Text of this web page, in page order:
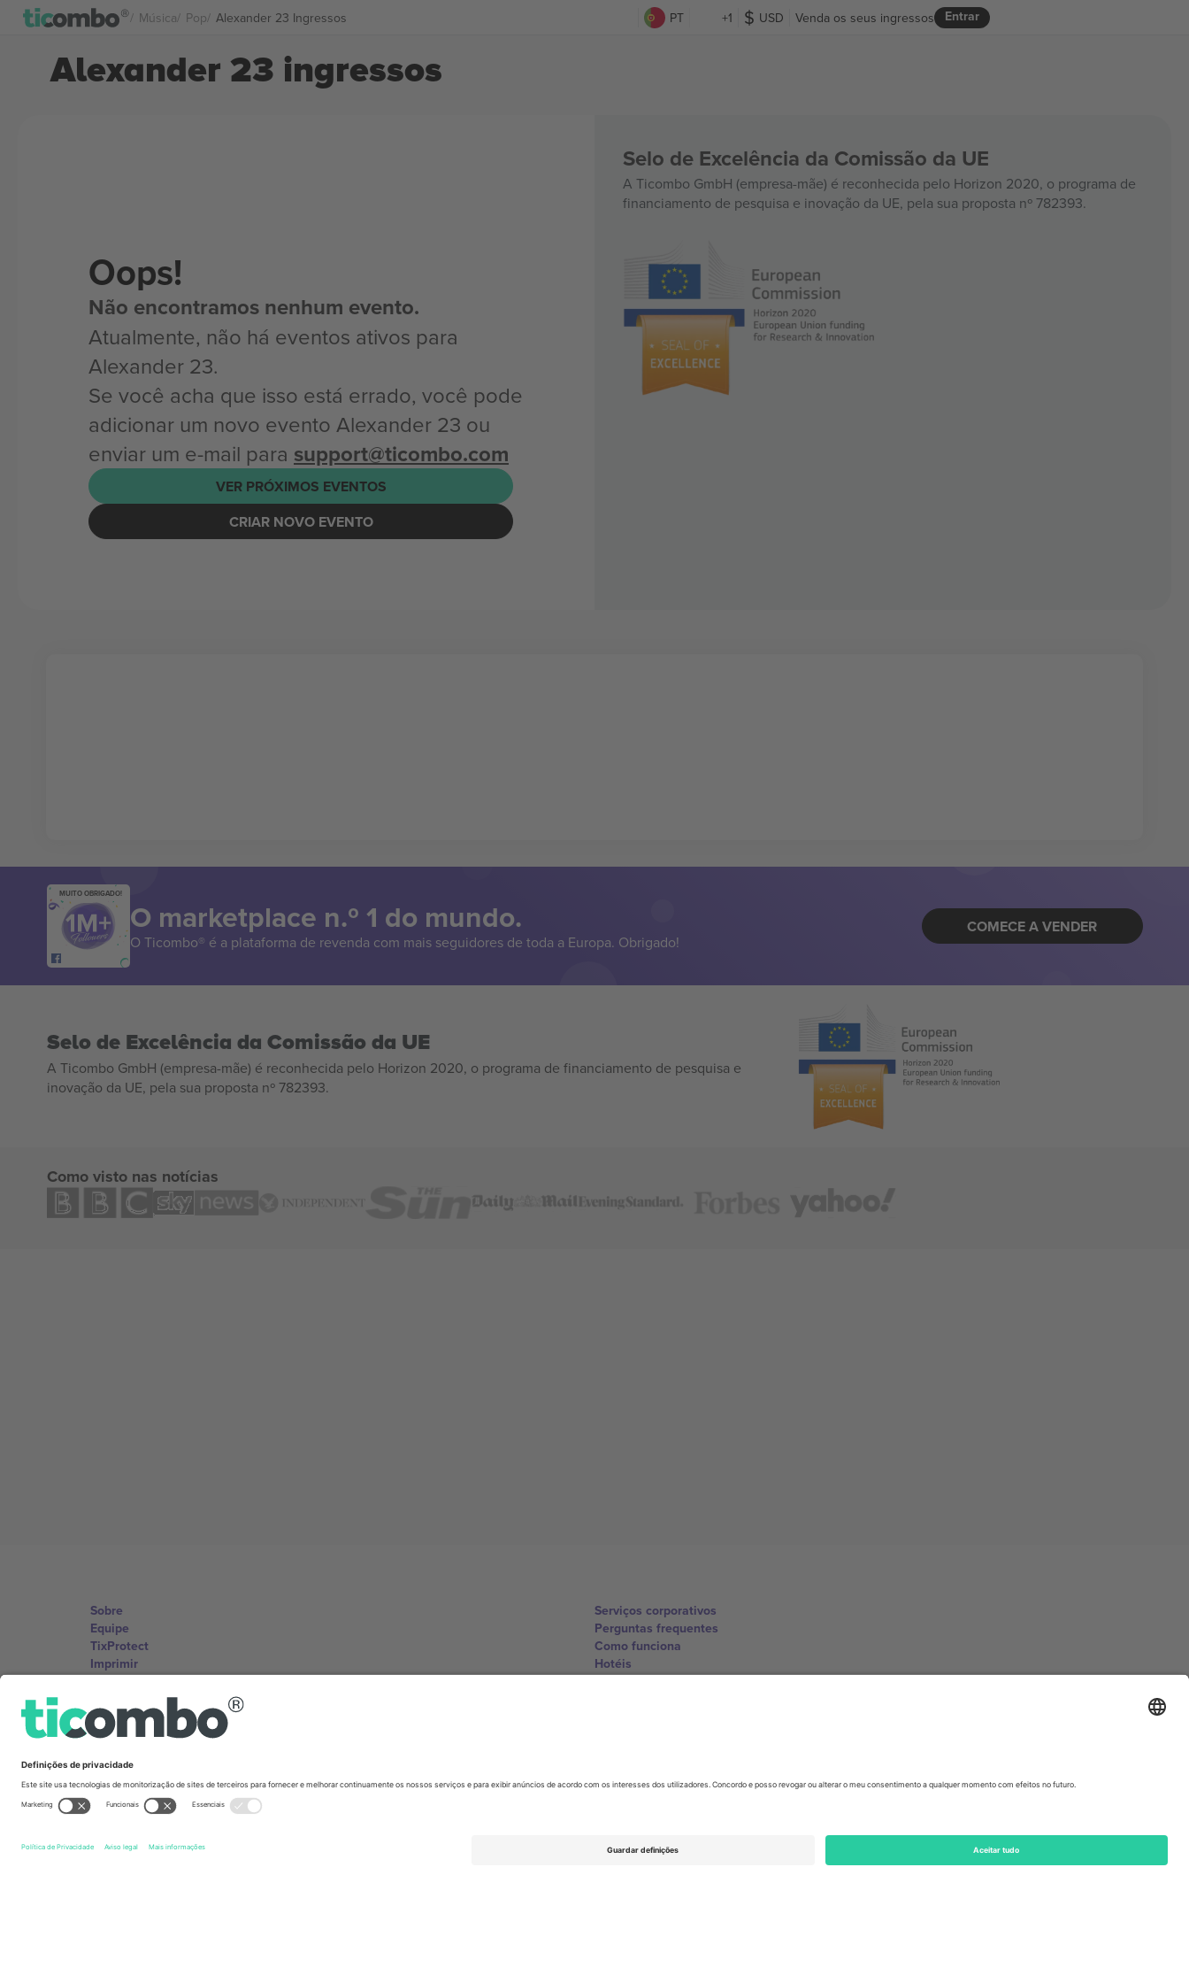
Música Pop Alexander 23 Ingressos PT +1 USD Entrar
Venda os seus ingressos
Alexander 23 ingressos
Oops!
Não encontramos nenhum evento.
Atualmente, não há eventos ativos para
Alexander 23.
Se você acha que isso está errado, você pode
adicionar um novo evento Alexander 23 ou
enviar um e-mail para support@ticombo.com
VER PRÓXIMOS EVENTOS
CRIAR NOVO EVENTO
Selo de Excelência da Comissão da UE
A Ticombo GmbH (empresa-mãe) é reconhecida pelo Horizon 2020, o programa de
financiamento de pesquisa e inovação da UE, pela sua proposta nº 782393.
MUITO OBRIGADO!
O marketplace n.º 1 do mundo.
O Ticombo® é a plataforma de revenda com mais seguidores de toda a Europa. Obrigado!
COMECE A VENDER
Selo de Excelência da Comissão da UE
A Ticombo GmbH (empresa-mãe) é reconhecida pelo Horizon 2020, o programa de financiamento de pesquisa e
inovação da UE, pela sua proposta nº 782393.
Como visto nas notícias
Sobre
Equipe
TixProtect
Imprimir
Termos e Condições
Programa de afiliados
Serviços corporativos
Perguntas frequentes
Como funciona
Hotéis
Central da Copa do Mundo